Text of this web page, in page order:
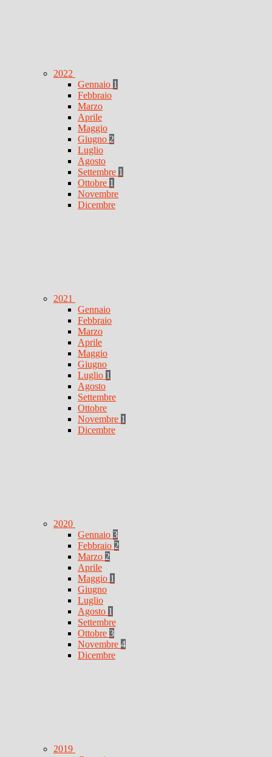
2022
Gennaio 1
Febbraio
Marzo
Aprile
Maggio
Giugno 2
Luglio
Agosto
Settembre 1
Ottobre 1
Novembre
Dicembre
2021
Gennaio
Febbraio
Marzo
Aprile
Maggio
Giugno
Luglio 1
Agosto
Settembre
Ottobre
Novembre 1
Dicembre
2020
Gennaio 3
Febbraio 2
Marzo 2
Aprile
Maggio 1
Giugno
Luglio
Agosto 1
Settembre
Ottobre 3
Novembre 4
Dicembre
2019